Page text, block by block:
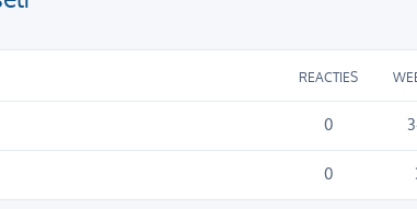
REACTIES
0
0